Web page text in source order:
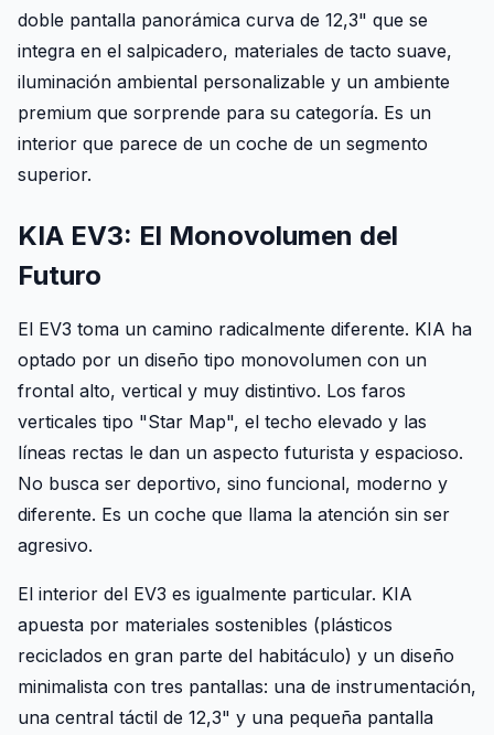
doble pantalla panorámica curva de 12,3" que se
integra en el salpicadero, materiales de tacto suave,
iluminación ambiental personalizable y un ambiente
premium que sorprende para su categoría. Es un
interior que parece de un coche de un segmento
superior.
KIA EV3: El Monovolumen del
Futuro
El EV3 toma un camino radicalmente diferente. KIA ha
optado por un diseño tipo monovolumen con un
frontal alto, vertical y muy distintivo. Los faros
verticales tipo "Star Map", el techo elevado y las
líneas rectas le dan un aspecto futurista y espacioso.
No busca ser deportivo, sino funcional, moderno y
diferente. Es un coche que llama la atención sin ser
agresivo.
El interior del EV3 es igualmente particular. KIA
apuesta por materiales sostenibles (plásticos
reciclados en gran parte del habitáculo) y un diseño
minimalista con tres pantallas: una de instrumentación,
una central táctil de 12,3" y una pequeña pantalla